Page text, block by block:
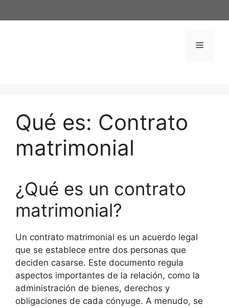
al
Menú
Qué es: Contrato
matrimonial
¿Qué es un contrato
matrimonial?
Un contrato matrimonial es un acuerdo legal
que se establece entre dos personas que
deciden casarse. Este documento regula
aspectos importantes de la relación, como la
administración de bienes, derechos y
obligaciones de cada cónyuge. A menudo, se